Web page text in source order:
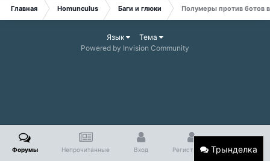
Главная Homunculus Баги и глюки Полумеры против ботов
Трынделка
Язык
Тема
Powered by Invision Community
Форумы Непрочитанные Вход Регистрация Больше